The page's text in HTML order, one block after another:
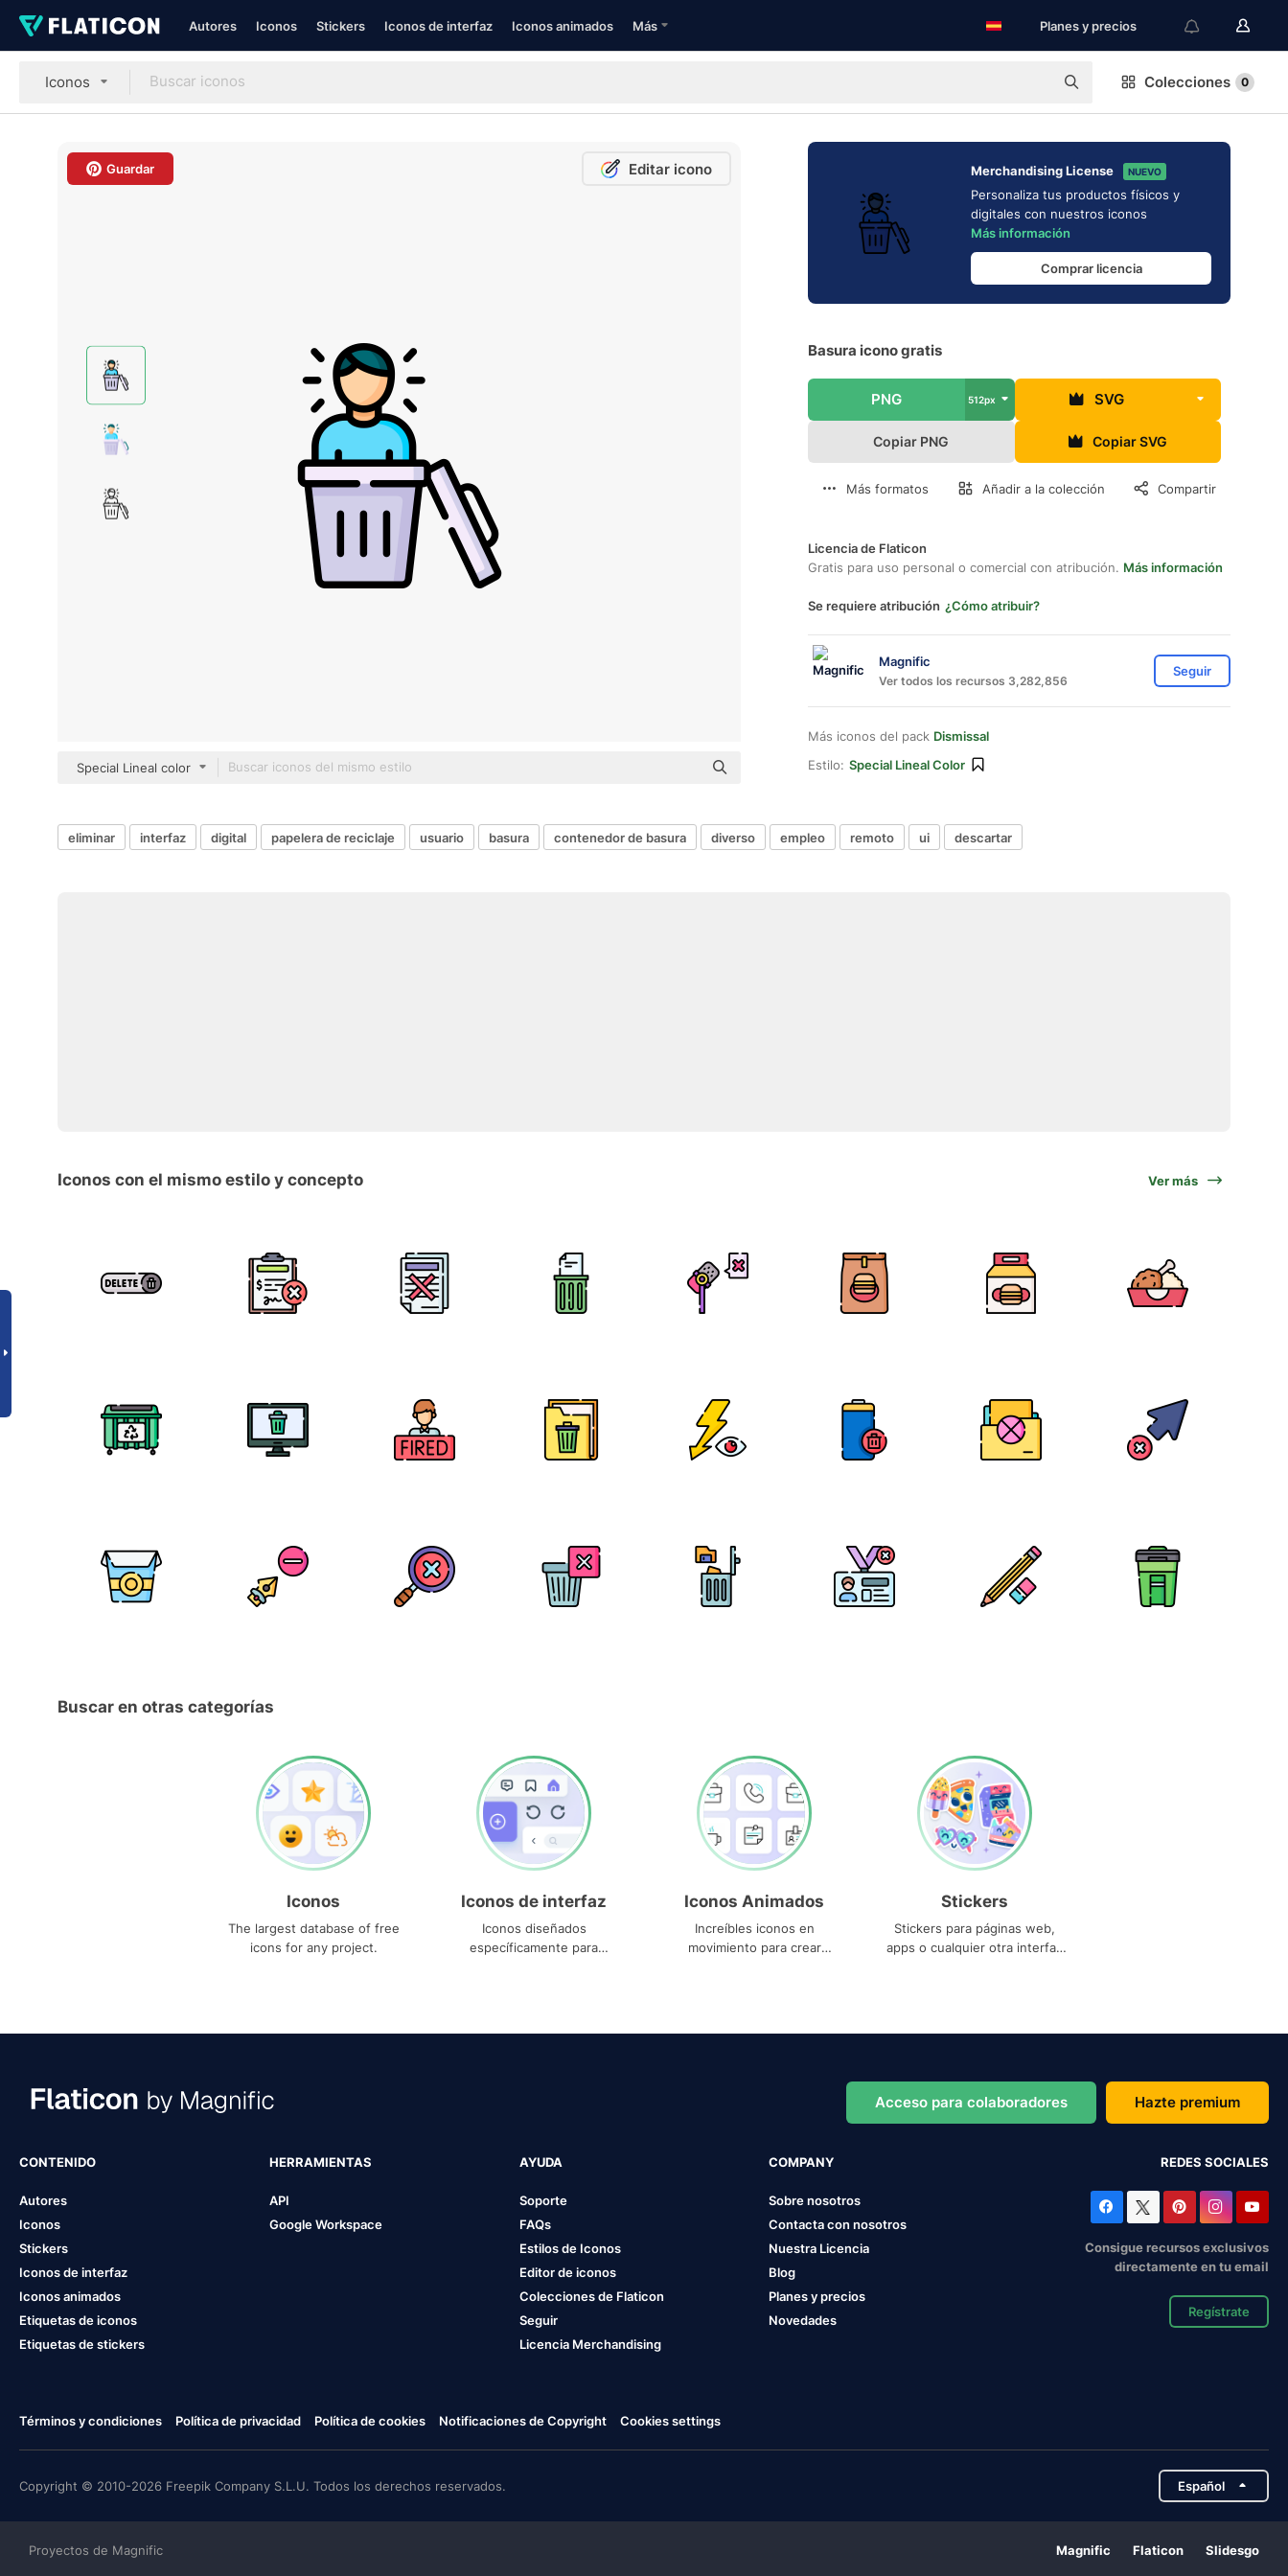
Autores Iconos Stickers Iconos de interfaz Iconos animados Más Planes y precios
Iconos Colecciones 0
Guardar Editar icono
Special Lineal color
Merchandising License NUEVO
Personaliza tus productos físicos y
digitales con nuestros iconos
Más información
Comprar licencia
Basura icono gratis
PNG 512px SVG
Copiar PNG Copiar SVG
Más formatos Añadir a la colección Compartir
Licencia de Flaticon
Gratis para uso personal o comercial con atribución. Más información
Se requiere atribución ¿Cómo atribuir?
Magnific
Ver todos los recursos 3,282,856
Seguir
Más iconos del pack Dismissal
Estilo: Special Lineal Color
eliminar interfaz digital papelera de reciclaje usuario basura contenedor de basura diverso empleo remoto ui descartar
Iconos con el mismo estilo y concepto Ver más
Buscar en otras categorías
Iconos
The largest database of free
icons for any project.
Iconos de interfaz
Iconos diseñados
específicamente para
Iconos Animados
Increíbles iconos en
movimiento para crear
Stickers
Stickers para páginas web,
apps o cualquier otra interfaz
Acceso para colaboradores Hazte premium
CONTENIDO
Autores
Iconos
Stickers
Iconos de interfaz
Iconos animados
Etiquetas de iconos
Etiquetas de stickers
HERRAMIENTAS
API
Google Workspace
AYUDA
Soporte
FAQs
Estilos de Iconos
Editor de iconos
Colecciones de Flaticon
Seguir
Licencia Merchandising
COMPANY
Sobre nosotros
Contacta con nosotros
Nuestra Licencia
Blog
Planes y precios
Novedades
REDES SOCIALES
Consigue recursos exclusivos
directamente en tu email
Regístrate
Términos y condiciones Política de privacidad Política de cookies Notificaciones de Copyright Cookies settings
Copyright © 2010-2026 Freepik Company S.L.U. Todos los derechos reservados. Español
Proyectos de Magnific Magnific Flaticon Slidesgo